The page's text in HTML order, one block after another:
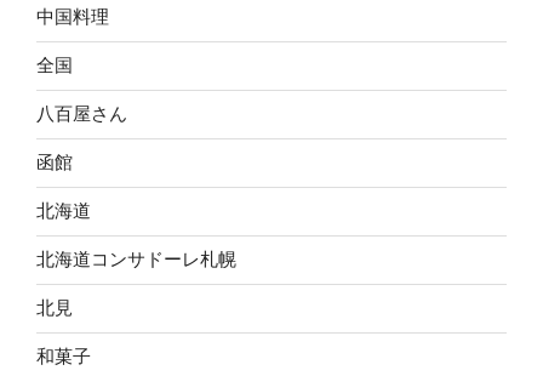
中国料理
全国
八百屋さん
函館
北海道
北海道コンサドーレ札幌
北見
和菓子